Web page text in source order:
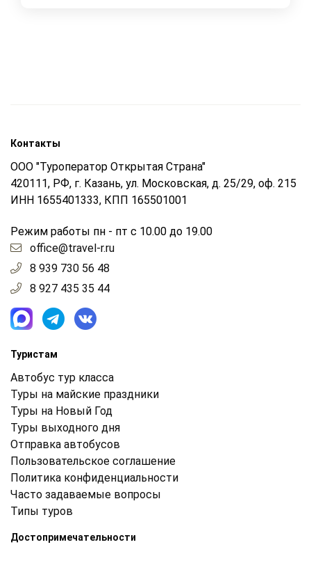
Контакты
ООО "Туроператор Открытая Страна"
420111, РФ, г. Казань, ул. Московская, д. 25/29, оф. 215
ИНН 1655401333, КПП 165501001
Режим работы пн - пт с 10.00 до 19.00
office@travel-r.ru
8 939 730 56 48
8 927 435 35 44
Туристам
Автобус тур класса
Туры на майские праздники
Туры на Новый Год
Туры выходного дня
Отправка автобусов
Пользовательское соглашение
Политика конфиденциальности
Часто задаваемые вопросы
Типы туров
Достопримечательности